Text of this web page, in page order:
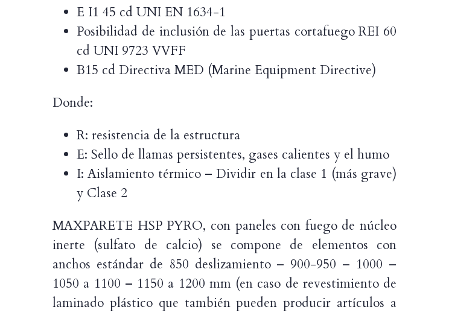
E I1 45 cd UNI EN 1634-1
Posibilidad de inclusión de las puertas cortafuego REI 60
cd UNI 9723 VVFF
B15 cd Directiva MED (Marine Equipment Directive)
Donde:
R: resistencia de la estructura
E: Sello de llamas persistentes, gases calientes y el humo
I: Aislamiento térmico – Dividir en la clase 1 (más grave)
y Clase 2
MAXPARETE HSP PYRO, con paneles con fuego de núcleo
inerte (sulfato de calcio) se compone de elementos con
anchos estándar de 850 deslizamiento – 900-950 – 1000 –
1050 a 1100 – 1150 a 1200 mm (en caso de revestimiento de
laminado plástico que también pueden producir artículos a